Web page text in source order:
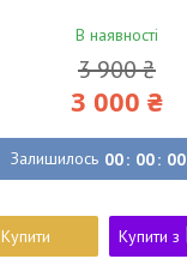
В наявності
3 900 ₴
3 000 ₴
Залишилось 00 00 00
Купити Купити з